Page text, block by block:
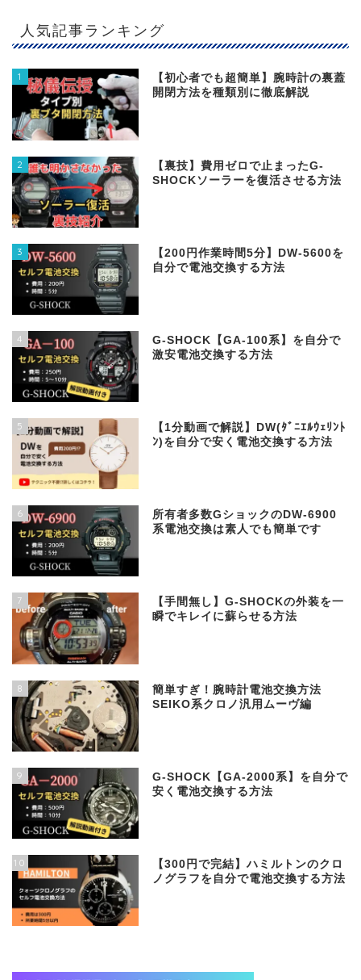
人気記事ランキング
1
【初心者でも超簡単】腕時計の裏蓋
開閉方法を種類別に徹底解説
2
【裏技】費用ゼロで止まったG-
SHOCKソーラーを復活させる方法
3
【200円作業時間5分】DW‐5600を
自分で電池交換する方法
4
G-SHOCK【GA-100系】を自分で
激安電池交換する方法
5
【1分動画で解説】DW(ﾀﾞﾆｴﾙｳｪﾘﾝﾄ
ﾝ)を自分で安く電池交換する方法
6
所有者多数GショックのDW-6900
系電池交換は素人でも簡単です
7
【手間無し】G-SHOCKの外装を一
瞬でキレイに蘇らせる方法
8
簡単すぎ！腕時計電池交換方法
SEIKO系クロノ汎用ムーヴ編
9
G-SHOCK【GA-2000系】を自分で
安く電池交換する方法
10
【300円で完結】ハミルトンのクロ
ノグラフを自分で電池交換する方法